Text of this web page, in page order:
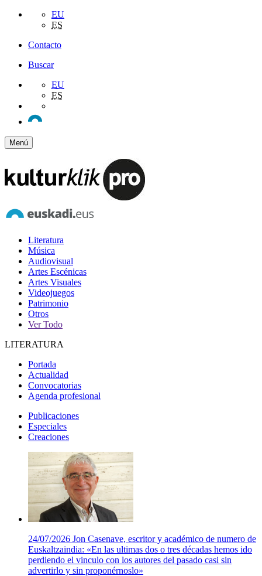
EU
ES
Contacto
Buscar
EU
ES
Menú
Literatura
Música
Audiovisual
Artes Escénicas
Artes Visuales
Videojuegos
Patrimonio
Otros
Ver Todo
LITERATURA
Portada
Actualidad
Convocatorias
Agenda profesional
Publicaciones
Especiales
Creaciones
24/07/2026 Jon Casenave, escritor y académico de numero de
Euskaltzaindia: «En las ultimas dos o tres décadas hemos ido
perdiendo el vinculo con los autores del pasado casi sin
advertirlo y sin proponérnoslo»